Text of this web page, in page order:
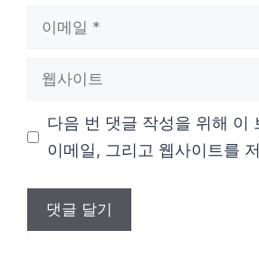
다음 번 댓글 작성을 위해 이
이메일, 그리고 웹사이트를